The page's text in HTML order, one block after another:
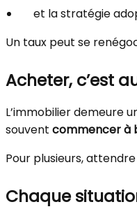
et la stratégie
Un taux peut se
Acheter, c’est
L’immobilier demeure
souvent commencer à
Pour plusieurs,
Chaque